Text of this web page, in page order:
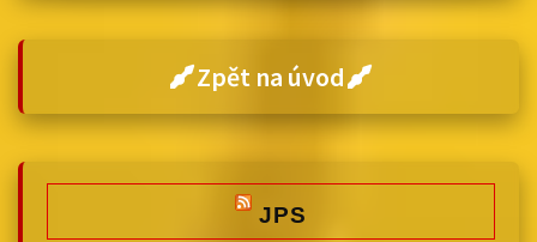
Zpět na úvod
JPS